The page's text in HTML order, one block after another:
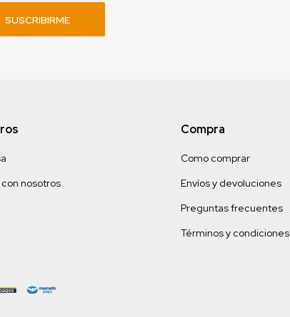
SUSCRIBIRME
nosotros
Compra
Como comprar
Envíos y devoluciones
Preguntas frecuentes
Términos y condiciones